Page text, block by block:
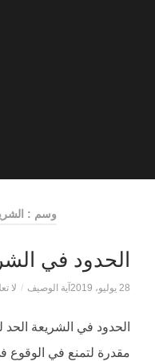
وسم :
الحدود في
28 يوليو، 2019 آية الوصيف / لا
الحدود في الشريعة
مقدرة لتمنع في الوقوع